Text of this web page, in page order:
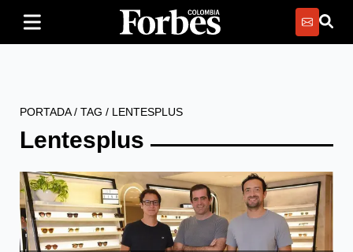
PORTADA/ TAG / LENTESPLUS
Lentesplus